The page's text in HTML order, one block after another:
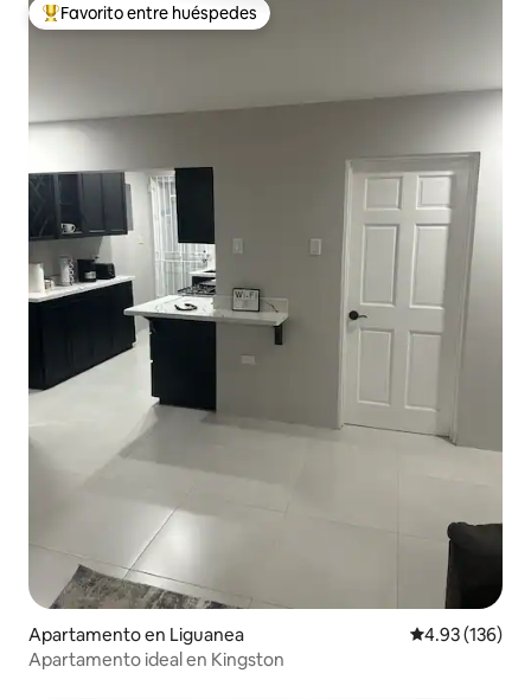
Favorito entre huéspedes preferido
Favorito entre huéspedes
Apartamento en Liguanea Calificación
4.93 (136)
Apartamento ideal en Kingston